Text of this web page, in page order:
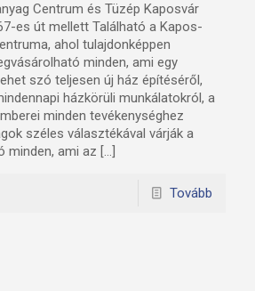
Centrum és Tüzép Kaposvár
es út mellett Található a Kapos-
ahol tulajdonképpen
minden, ami egy
szó teljesen új ház építéséről,
házkörüli munkálatokról, a
minden tevékenységhez
széles választékával várják a
minden, ami az […]
Tovább